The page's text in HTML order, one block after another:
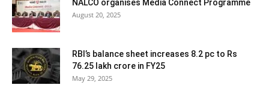
NALCO organises Media Connect Programme
August 20, 2025
RBI’s balance sheet increases 8.2 pc to Rs
76.25 lakh crore in FY25
May 29, 2025